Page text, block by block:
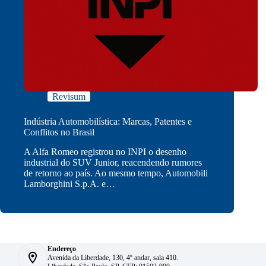
Revisum
Indústria Automobilística: Marcas, Patentes e
Conflitos no Brasil
A Alfa Romeo registrou no INPI o desenho
industrial do SUV Junior, reacendendo rumores
de retorno ao país. Ao mesmo tempo, Automobili
Lamborghini S.p.A. e…
Endereço
Avenida da Liberdade, 130, 4º andar, sala 410.